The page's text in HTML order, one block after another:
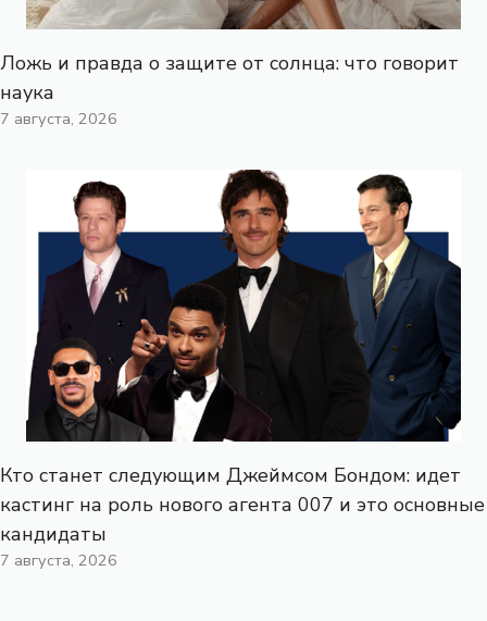
Ложь и правда о защите от солнца: что говорит
наука
7 августа, 2026
Кто станет следующим Джеймсом Бондом: идет
кастинг на роль нового агента 007 и это основные
кандидаты
7 августа, 2026